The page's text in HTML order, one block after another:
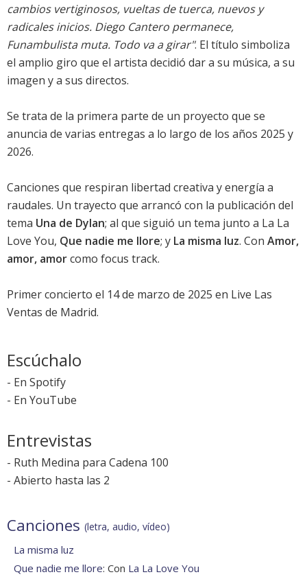
cambios vertiginosos, vueltas de tuerca, nuevos y
radicales inicios. Diego Cantero permanece,
Funambulista muta. Todo va a girar". El título simboliza
el amplio giro que el artista decidió dar a su música, a su
imagen y a sus directos.
Se trata de la primera parte de un proyecto que se
anuncia de varias entregas a lo largo de los años 2025 y
2026.
Canciones que respiran libertad creativa y energía a
raudales. Un trayecto que arrancó con la publicación del
tema Una de Dylan; al que siguió un tema junto a La La
Love You, Que nadie me llore; y La misma luz. Con Amor,
amor, amorcomo focus track.
Primer concierto el 14 de marzo de 2025 en Live Las
Ventas de Madrid.
Escúchalo
- En Spotify
- En YouTube
Entrevistas
- Ruth Medina para Cadena 100
- Abierto hasta las 2
Canciones (letra, audio, vídeo)
La misma luz
Que nadie me llore: Con La La Love You